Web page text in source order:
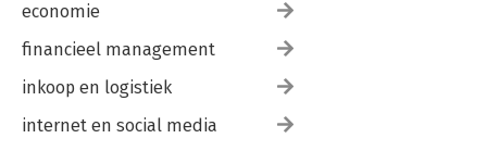
economie
financieel management
inkoop en logistiek
internet en social media